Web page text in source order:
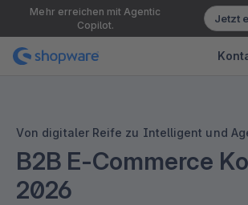
Mehr erreichen mit Agentic
Copilot.
Jetzt
Von digitaler Reife zu Intelligent und
B2B E-Commerce
2026